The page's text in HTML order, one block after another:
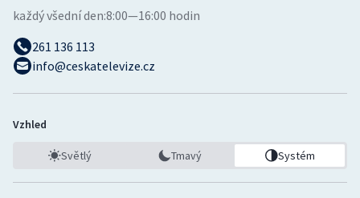
každý všední den:8:00—16:00 hodin
261 136 113
info@ceskatelevize.cz
Vzhled
Světlý Tmavý Systém